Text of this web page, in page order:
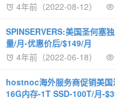
4年前（2022-08-12）
SPINSERVERS:美国圣何塞
量/月-优惠价后/$149/月
4年前（2022-06-18）
hostnoc海外服务商促销美
16G内存-1T SSD-100T/月-